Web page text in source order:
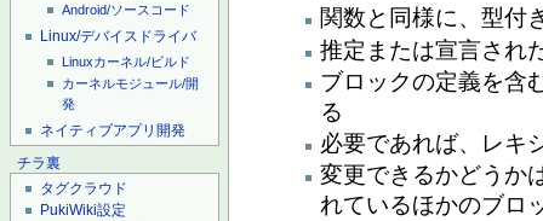
Android/ソースコード
Linux/デバイスドライバ
Linuxカーネル/ビルド
カーネルモジュール/開
発
ネイティブアプリ開発
チラ裏
タグクラウド
PukiWiki設定
関数と同様に、型付
推定または宣言され
ブロックの定義を含
る
必要であれば、レキ
変更できるかどうか
れているほかのブロ